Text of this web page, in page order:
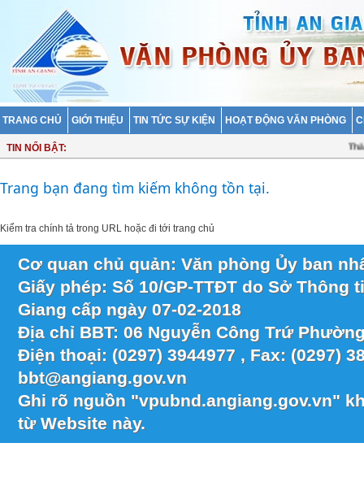
TRANG CHỦ GIỚI THIỆU TIN TỨC SỰ KIỆN HOẠT ĐỘNG VĂN PHÒNG
TIN NỔI BẬT:
Trang bạn đang tìm kiếm không tồn tại.
Kiểm tra chính tả trong URL hoặc đi tới trang chủ
Cơ quan chủ quản: Văn phòng Ủy ban
Giấy phép: Số 10/GP-TTĐT do Sở Thông
Giang cấp ngày 07-02-2018
Địa chỉ BBT: 06 Nguyễn Công Trứ
Điện thoại: (0297) 3944977 , Fax: (0297)
bbt@angiang.gov.vn
Ghi rõ nguồn "vpubnd.angiang.gov.vn"
từ Website này.